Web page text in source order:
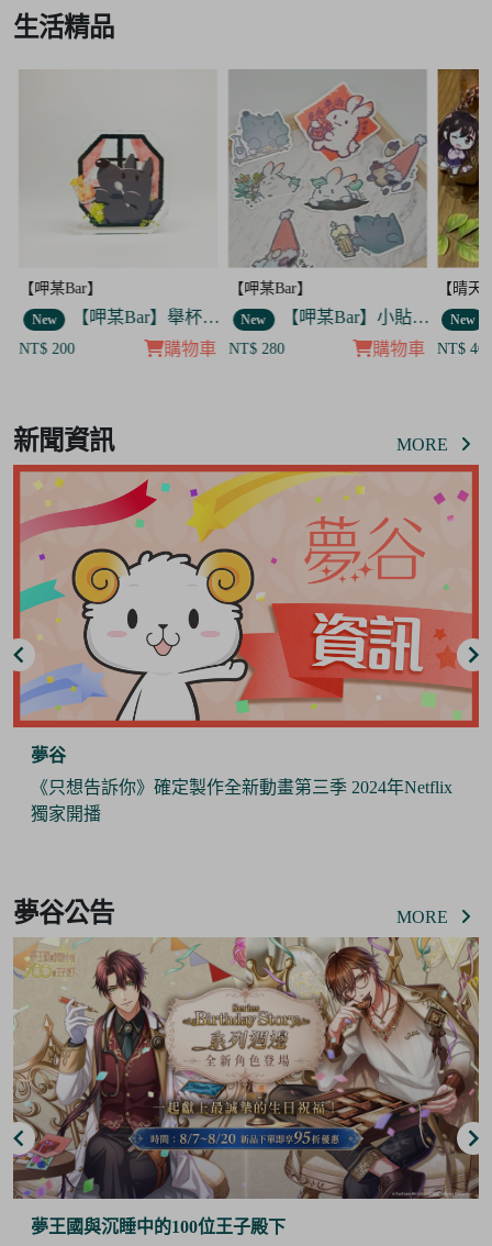
2
生活精品
【呷某Bar】
New 【呷某Bar】舉杯歐告款 飯友
NT$ 200 購物車
【呷某Bar】
New 【呷某Bar】小貼紙 7入套組
NT$ 280 購物車
【晴天
New
NT$
of
8
新聞資訊 MORE
夢谷
《只想告訴你》確定製作全新動畫第三季 2024年Netflix
獨家開播
of
6
夢谷公告 MORE
夢王國與沉睡中的100位王子殿下